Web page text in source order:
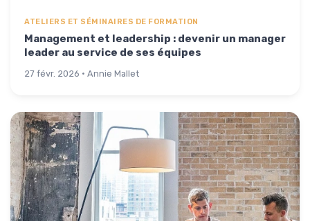
ATELIERS ET SÉMINAIRES DE FORMATION
Management et leadership : devenir un manager
leader au service de ses équipes
27 févr. 2026 · Annie Mallet